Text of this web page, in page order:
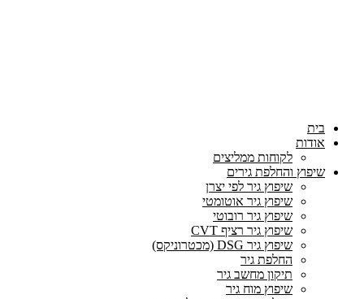
בית
אודות
לקוחות ממליצים
שיפוץ והחלפת גירים
שיפוץ גיר לפי יצרן
שיפוץ גיר אוטומטי
שיפוץ גיר רובוטי
שיפוץ גיר רציף CVT
שיפוץ גיר DSG (מכטרוניקס)
החלפת גיר
תיקון מחשב גיר
שיפוץ מוח גיר